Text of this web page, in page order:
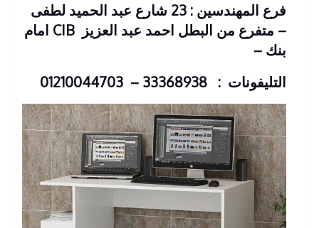
فرع المهندسين : 23 شارع عبد الحميد لطفى
– متفرع من البطل احمد عبد العزيز
CIB امام
بنك –
التليفونات : 33368938 – 01210044703